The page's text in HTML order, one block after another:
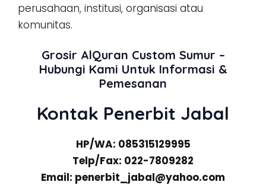
perusahaan, institusi, organisasi atau
komunitas.
Grosir AlQuran Custom Sumur –
Hubungi Kami Untuk Informasi &
Pemesanan
Kontak Penerbit Jabal
HP/WA: 085315129995
Telp/Fax: 022-7809282
Email: penerbit_jabal@yahoo.com